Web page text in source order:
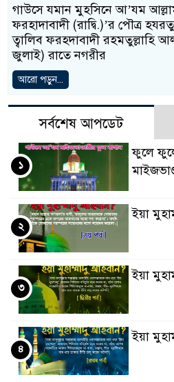
গাউসে যমান মুহসিনে আ’যম
ফরহাদাবাদী (রাদ্বি.)’র পৌত্র
ত্বালিব ফরহদাবাদী রহমতুল্লাহি
‍জুলাই) রাতে নগরীর
আরো পড়ুন...
সর্বশেষ আপডেট
ফুলে
১
ইয়া
২
ইয়া
৩
ইয়া
৪